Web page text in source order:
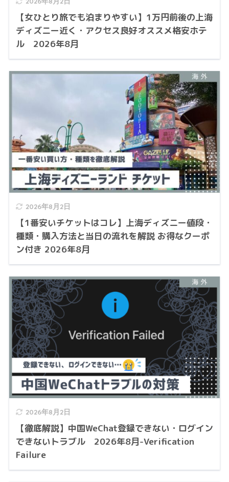
【女ひとり旅でも泊まりやすい】1万円前後の上海
ディズニー近く・アクセス良好オススメ格安ホテ
ル 2026年8月
2026年8月2日
【1番安いチケットはコレ】上海ディズニー値段・
種類・購入方法と当日の流れを解説 お得なクーポ
ン付き 2026年8月
2026年8月2日
【徹底解説】中国WeChat登録できない・ログイン
できないトラブル 2026年8月-Verification
Failure